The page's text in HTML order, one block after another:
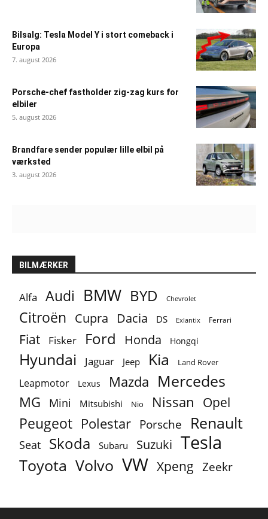
Bilsalg: Tesla Model Y i stort comeback i
Europa
7. august 2026
Porsche-chef fastholder zig-zag kurs for
elbiler
5. august 2026
Brandfare sender populær lille elbil på
værksted
3. august 2026
BILMÆRKER
Alfa Audi BMW BYD Chevrolet
Citroën Cupra Dacia DS Exlantix Ferrari
Fiat Fisker Ford Honda Hongqi
Hyundai Jaguar Jeep Kia Land Rover
Leapmotor Lexus Mazda Mercedes
MG Mini Mitsubishi Nio Nissan Opel
Peugeot Polestar Porsche Renault
Seat Skoda Subaru Suzuki Tesla
Toyota Volvo VW Xpeng Zeekr